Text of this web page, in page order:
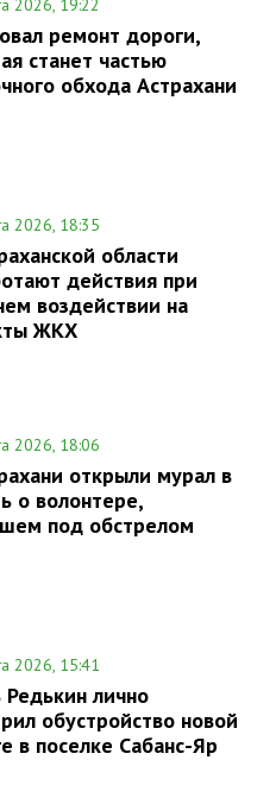
2026, 19:22
ремонт дороги,
станет частью
обхода Астрахани
2026, 18:35
области
действия при
воздействии на
ЖКХ
2026, 18:06
открыли мурал в
о волонтере,
под обстрелом
2026, 15:41
Редькин лично
обустройство новой
в поселке Сабанс-Яр